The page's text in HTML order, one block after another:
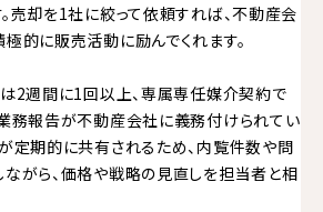
売却を1社に絞って依頼すれば、不動産会
的に販売活動に励んでくれます。
2週間に1回以上、専属専任媒介契約で
務報告が不動産会社に義務付けられてい
定期的に共有されるため、内覧件数や問
がら、価格や戦略の見直しを担当者と相